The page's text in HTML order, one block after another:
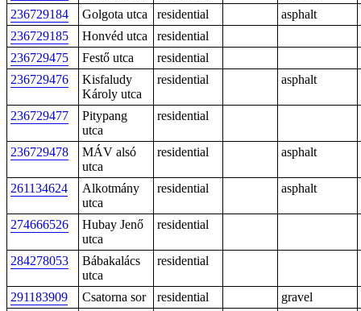
236729184
Golgota utca residential
asphalt
236729185
Honvéd utca
residential
236729475
Festő utca
residential
236729476
Kisfaludy
Károly utca
residential asphalt
236729477
Pitypang
utca
residential
236729478
MÁV alsó
utca
residential asphalt
261134624
Alkotmány
utca
residential asphalt
274666526
Hubay Jenő
utca
residential
284278053
Bábakalács
utca
residential
291183909 Csatorna sor residential
gravel